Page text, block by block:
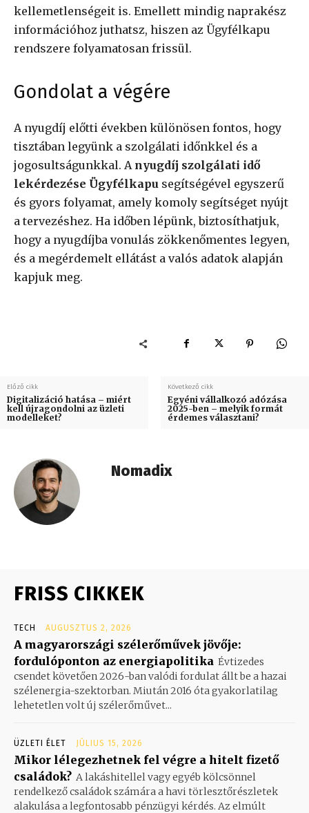
kellemetlenségeit is. Emellett mindig naprakész
információhoz juthatsz, hiszen az Ügyfélkapu
rendszere folyamatosan frissül.
Gondolat a végére
A nyugdíj előtti években különösen fontos, hogy
tisztában legyünk a szolgálati időnkkel és a
jogosultságunkkal. A nyugdíj szolgálati idő
lekérdezése Ügyfélkapu segítségével egyszerű
és gyors folyamat, amely komoly segítséget nyújt
a tervezéshez. Ha időben lépünk, biztosíthatjuk,
hogy a nyugdíjba vonulás zökkenőmentes legyen,
és a megérdemelt ellátást a valós adatok alapján
kapjuk meg.
Előző cikk
Digitalizáció hatása – miért
kell újragondolni az üzleti
modelleket?
Következő cikk
Egyéni vállalkozó adózása
2025-ben – melyik formát
érdemes választani?
Nomadix
FRISS CIKKEK
TECH AUGUSZTUS 2, 2026
A magyarországi szélerőművek jövője:
fordulóponton az energiapolitika Évtizedes
csendet követően 2026-ban valódi fordulat állt be a hazai
szélenergia-szektorban. Miután 2016 óta gyakorlatilag
lehetetlen volt új szélerőművet...
ÜZLETI ÉLET JÚLIUS 15, 2026
Mikor lélegezhetnek fel végre a hitelt fizető
családok? A lakáshitellel vagy egyéb kölcsönnel
rendelkező családok számára a havi törlesztőrészletek
alakulása a legfontosabb pénzügyi kérdés. Az elmúlt